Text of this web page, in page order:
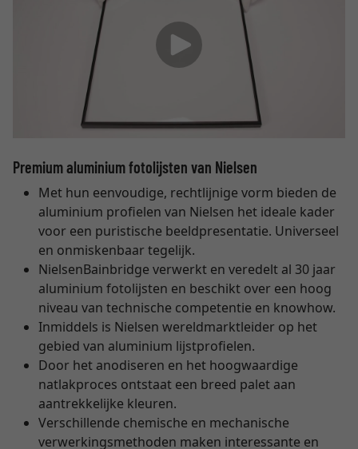
Premium aluminium fotolijsten van Nielsen
Met hun eenvoudige, rechtlijnige vorm bieden de
aluminium profielen van Nielsen het ideale kader
voor een puristische beeldpresentatie. Universeel
en onmiskenbaar tegelijk.
NielsenBainbridge verwerkt en veredelt al 30 jaar
aluminium fotolijsten en beschikt over een hoog
niveau van technische competentie en knowhow.
Inmiddels is Nielsen wereldmarktleider op het
gebied van aluminium lijstprofielen.
Door het anodiseren en het hoogwaardige
natlakproces ontstaat een breed palet aan
aantrekkelijke kleuren.
Verschillende chemische en mechanische
verwerkingsmethoden maken interessante en